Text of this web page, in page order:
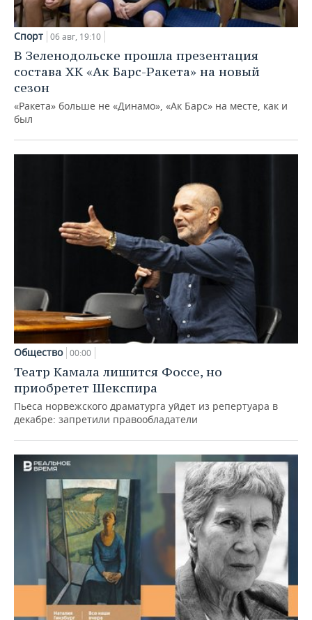
Спорт 06 авг, 19:10
В Зеленодольске прошла презентация
состава ХК «Ак Барс-Ракета» на новый
сезон
«Ракета» больше не «Динамо», «Ак Барс» на месте, как и
был
Общество 00:00
Театр Камала лишится Фоссе, но
приобретет Шекспира
Пьеса норвежского драматурга уйдет из репертуара в
декабре: запретили правообладатели